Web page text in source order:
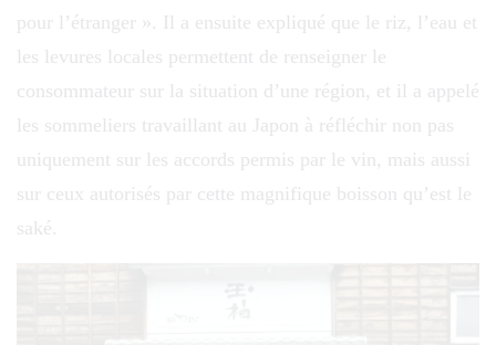
pour l’étranger ». Il a ensuite expliqué que le riz, l’eau et
les levures locales permettent de renseigner le
consommateur sur la situation d’une région, et il a appelé
les sommeliers travaillant au Japon à réfléchir non pas
uniquement sur les accords permis par le vin, mais aussi
sur ceux autorisés par cette magnifique boisson qu’est le
saké.